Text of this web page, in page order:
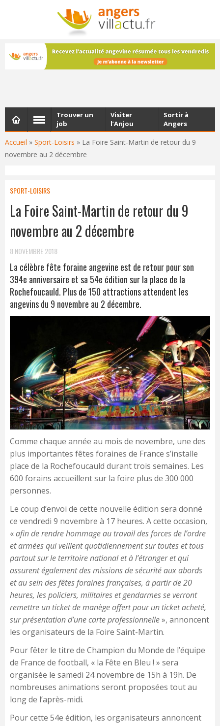
NEWSLETTER
Les dernières actualités d'Angers, chaque vendredi dans
votre boîte e-mail
Accueil » Sport-Loisirs » La Foire Saint-Martin de retour du 9
novembre au 2 décembre
Trouver un
job
Visiter
l’Anjou
Sortir à
Angers
SPORT-LOISIRS
La Foire Saint-Martin de retour du 9
novembre au 2 décembre
8 NOVEMBRE 2018
La célèbre fête foraine angevine est de retour pour son
394e anniversaire et sa 54e édition sur la place de la
Rochefoucauld. Plus de 150 attractions attendent les
angevins du 9 novembre au 2 décembre.
Comme chaque année au mois de novembre, une des
plus importantes fêtes foraines de France s’installe
place de la Rochefoucauld durant trois semaines. Les
600 forains accueillent sur la foire plus de 300 000
personnes.
Le coup d’envoi de cette nouvelle édition sera donné
ce vendredi 9 novembre à 17 heures. A cette occasion,
«afin de rendre hommage au travail des forces de l’ordre
et armées qui veillent quotidiennement sur toutes et tous
partout sur le territoire national et à l’étranger et qui
assurent également des missions de sécurité aux abords
et au sein des fêtes foraines françaises, à partir de 20
heures, les policiers, militaires et gendarmes se verront
remettre un ticket de manège offert pour un ticket acheté,
sur présentation d’une carte professionnelle», annoncent
les organisateurs de la Foire Saint-Martin.
Pour fêter le titre de Champion du Monde de l’équipe
de France de football, « la Fête en Bleu ! » sera
organisée le samedi 24 novembre de 15h à 19h. De
nombreuses animations seront proposées tout au
long de l’après-midi.
Pour cette 54e édition, les organisateurs annoncent